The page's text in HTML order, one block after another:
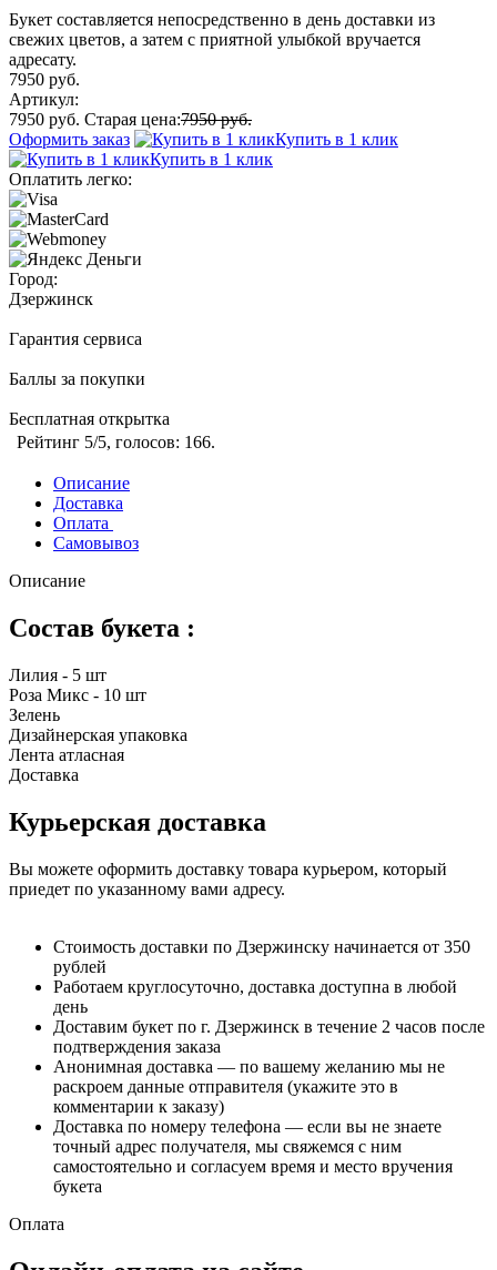
Букет составляется непосредственно в день доставки из
свежих цветов, а затем с приятной улыбкой вручается
адресату.
7950 руб.
Артикул:
7950 руб. Старая цена:7950 руб.
Оформить заказ
Купить в 1 клик
Купить в 1 клик
Оплатить легко:
Город:
Дзержинск
Гарантия сервиса
Баллы за покупки
Бесплатная открытка
Рейтинг 5/5, голосов: 166.
Описание
Доставка
Оплата
Самовывоз
Описание
Состав букета :
Лилия - 5 шт
Роза Микс - 10 шт
Зелень
Дизайнерская упаковка
Лента атласная
Доставка
Курьерская доставка
Вы можете оформить доставку товара курьером, который
приедет по указанному вами адресу.
Стоимость доставки по Дзержинску начинается от 350
рублей
Работаем круглосуточно, доставка доступна в любой
день
Доставим букет по г. Дзержинск в течение 2 часов после
подтверждения заказа
Анонимная доставка — по вашему желанию мы не
раскроем данные отправителя (укажите это в
комментарии к заказу)
Доставка по номеру телефона — если вы не знаете
точный адрес получателя, мы свяжемся с ним
самостоятельно и согласуем время и место вручения
букета
Оплата